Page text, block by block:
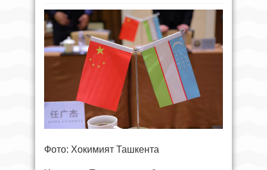
Фото: Хокимият Ташкента